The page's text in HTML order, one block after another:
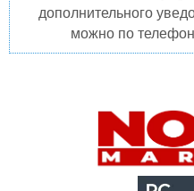
дополнительного
можно по